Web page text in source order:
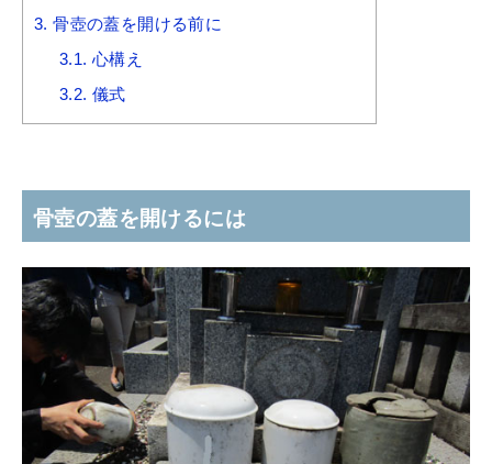
3. 骨壺の蓋を開ける前に
3.1. 心構え
3.2. 儀式
骨壺の蓋を開けるには